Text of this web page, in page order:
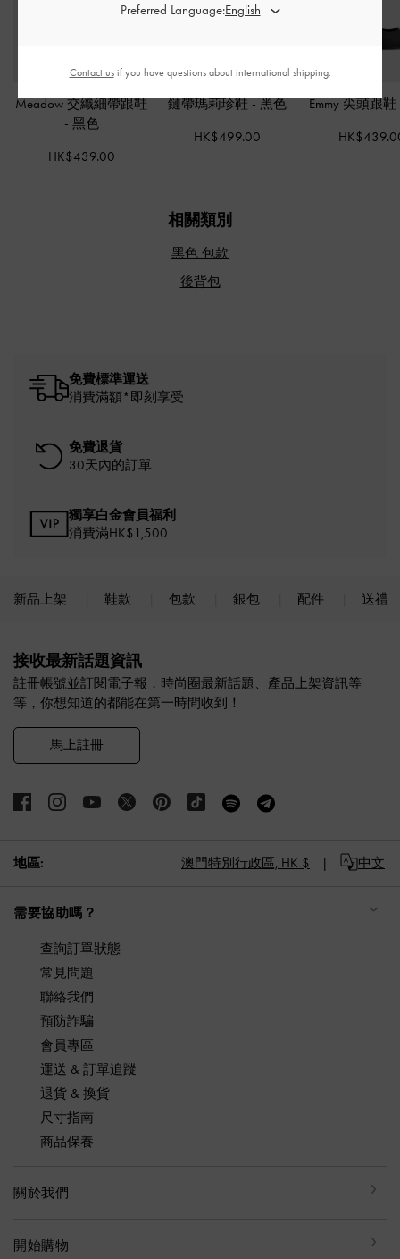
Meadow 交織細帶跟鞋
- 黑色
HK$439.00
鏈帶瑪莉珍鞋-黑色
HK$499.00
Emmy 尖頭跟鞋
相關類別
黑色 包款
後背包
免費標準運送
消費滿額*即刻享受
免費退貨
30天內的訂單
獨享白金會員福利
消費滿HK$1,500
新品上架 鞋款 包款 銀包 配件 送禮
接收最新話題資訊
註冊帳號並訂閱電子報，時尚圈最新話題、產品上架資訊等
等，你想知道的都能在第一時間收到！
馬上註冊
地區: 澳門特別行政區, HK $ 中文
需要協助嗎？
查詢訂單狀態
常見問題
聯絡我們
預防詐騙
會員專區
運送 & 訂單追蹤
退貨 & 換貨
尺寸指南
商品保養
關於我們
開始購物
Preferred Language:
Contact usif you have questions about international shipping.